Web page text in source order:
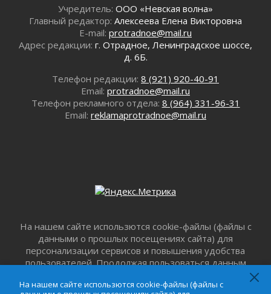
Пик топливного кризиса в регионе прошёл
31 июля 2026
О мужестве, долге и стойкости
31 июля 2026
31 июля 2026
Маршрутами будущего — к заветной цели
31 июля 2026
С рабочим визитом
кораблик Памяти»
31 июля 2026
Новые возможности для творчества
За сухими цифрами — реальная жизнь
Учредитель: ООО «Невская волна»
Главный редактор: Алексеева Елена Викторовна
E-mail: protradnoe@mail.ru
Адрес редакции: г. Отрадное, Ленинградское шоссе,
д. 6Б.
Телефон редакции: 8 (921) 920-40-91
Email: protradnoe@mail.ru
Телефон рекламного отдела: 8 (964) 331-96-31
Email: reklamaprotradnoe@mail.ru
На нашем сайте использются cookie-файлы (файлы с
данными о прошлых посещениях сайта) для
персонализации сервисов и повышения удобства
пользователей. Продолжая пользоваться данным
использование файлов cookie в соответствии с
На нашем сайте использются cookie-файлы (файлы с